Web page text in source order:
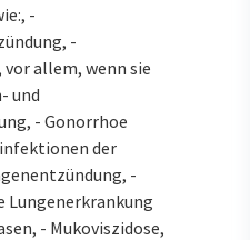
-
-
allem, wenn sie
und
- Gonorrhoe
der
-
Lungenerkrankung
- Mukoviszidose,